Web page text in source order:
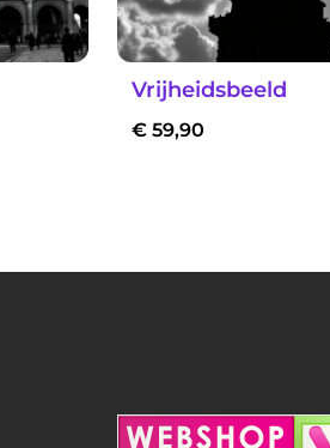
Vrijheidsbeeld
€ 59,90